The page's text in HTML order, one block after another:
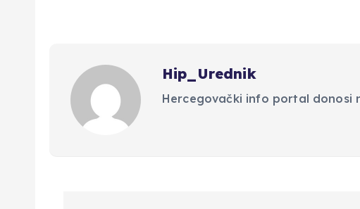
Hip_Urednik
Hercegovački info portal donosi